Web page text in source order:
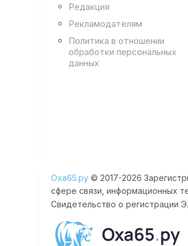
Редакция
Рекламодателям
Политика в отношении
обработки персональных
данных
Оха65.ру © 2017-2026
сфере связи, информационных
Свидетельство о регистрации